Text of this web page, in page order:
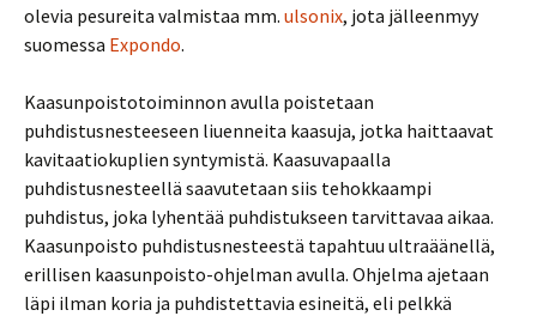
olevia pesureita valmistaa mm. ulsonix, jota jälleenmyy
suomessa Expondo.
Kaasunpoistotoiminnon avulla poistetaan
puhdistusnesteeseen liuenneita kaasuja, jotka haittaavat
kavitaatiokuplien syntymistä. Kaasuvapaalla
puhdistusnesteellä saavutetaan siis tehokkaampi
puhdistus, joka lyhentää puhdistukseen tarvittavaa aikaa.
Kaasunpoisto puhdistusnesteestä tapahtuu ultraäänellä,
erillisen kaasunpoisto-ohjelman avulla. Ohjelma ajetaan
läpi ilman koria ja puhdistettavia esineitä, eli pelkkä